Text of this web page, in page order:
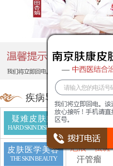
疾病导航
疑难皮肤病
HARD SKIN DISEASE
皮肤医学美容
THE SKIN BEAUTY
疤痕 祛斑
汗管瘤